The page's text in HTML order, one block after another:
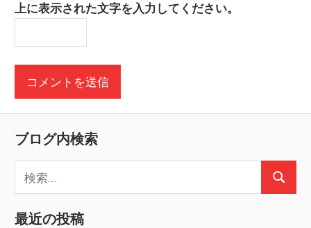
上に表示された文字を入力してください。
ブログ内検索
検
索
:
検
最近の投稿